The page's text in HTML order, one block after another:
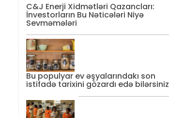
C&J Enerji Xidmətləri Qazancları:
İnvestorların Bu Nəticələri Niyə
Sevməmələri
Bu populyar ev əşyalarındakı son
istifadə tarixini gözardı edə bilərsiniz